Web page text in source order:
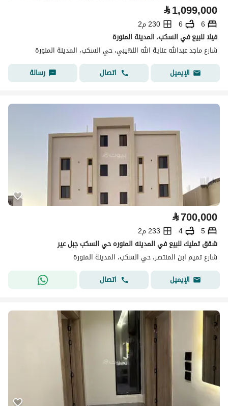
⃁1,099,000
6
6
230 م2
فيلا للبيع في السكب، المدينة المنورة
شارع ماجد عبدالله عناية الله اللهيبي، حي السكب، المدينة المنورة
الإيميل
اتصال رسالة
⃁700,000
5
4
233 م2
شقق تمليك للبيع في المدينه المنوره حي السكب جبل عير
شارع تميم ابن المنتصر، حي السكب، المدينة المنورة
الإيميل
اتصال